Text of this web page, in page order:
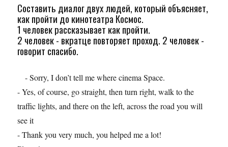
Составить диалог двух людей, который объясняет,
как пройти до кинотеатра Космос.
1 человек рассказывает как пройти.
2 человек - вкратце повторяет проход. 2 человек -
говорит спасибо.
- Sorry, I don’t tell me where cinema Space.
- Yes, of course, go straight, then turn right, walk to the
traffic lights, and there on the left, across the road you will
see it
- Thank you very much, you helped me a lot!